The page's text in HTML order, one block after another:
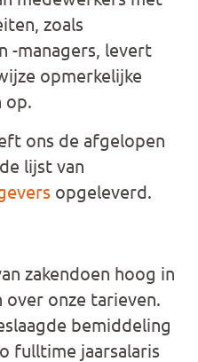
zoals
-managers, levert
opmerkelijke
op.
ons de afgelopen
lijst van
opgeleverd.
zakendoen hoog in
over onze tarieven.
bemiddeling
fulltime jaarsalaris